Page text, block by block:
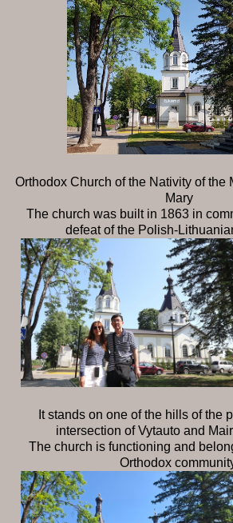
Orthodox Church of the Nativity of the
Mary
The church was built in 1863 in
defeat of the Polish-
It stands on one of the hills of the
intersection of Vytauto and
The church is functioning and
Orthodox